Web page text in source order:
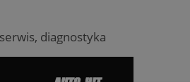
diagnostyka